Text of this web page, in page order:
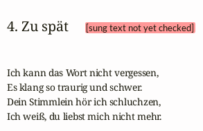
4. Zu spät [sung text not yet checked]
Ich kann das Wort nicht vergessen,
Es klang so traurig und schwer.
Dein Stimmlein hör ich schluchzen,
Ich weiß, du liebst mich nicht mehr.